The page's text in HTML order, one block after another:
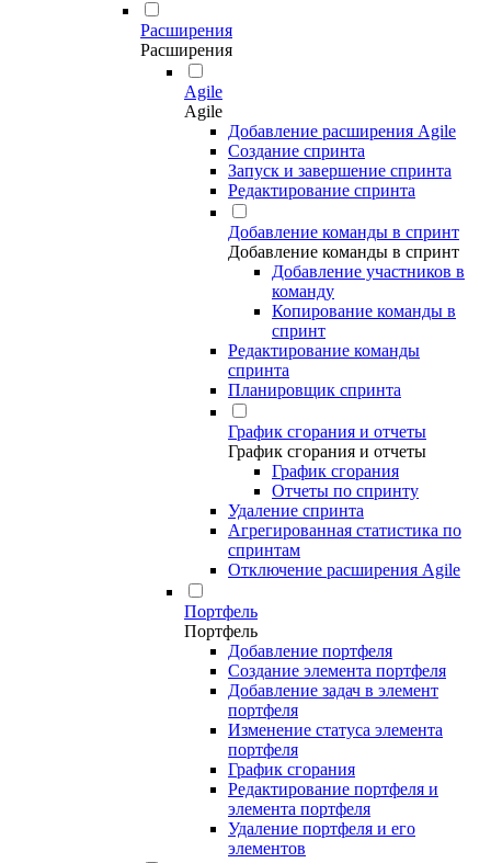
Расширения
Расширения
Agile
Agile
Добавление расширения Agile
Создание спринта
Запуск и завершение спринта
Редактирование спринта
Добавление команды в спринт
Добавление команды в спринт
Добавление участников в
команду
Копирование команды в
спринт
Редактирование команды
спринта
Планировщик спринта
График сгорания и отчеты
График сгорания и отчеты
График сгорания
Отчеты по спринту
Удаление спринта
Агрегированная статистика по
спринтам
Отключение расширения Agile
Портфель
Портфель
Добавление портфеля
Создание элемента портфеля
Добавление задач в элемент
портфеля
Изменение статуса элемента
портфеля
График сгорания
Редактирование портфеля и
элемента портфеля
Удаление портфеля и его
элементов